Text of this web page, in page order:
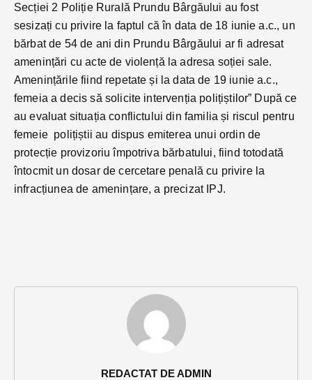
REDACTAT DE ADMIN
Secției 2 Poliție Rurală Prundu Bârgăului au fost
sesizați cu privire la faptul că în data de 18 iunie a.c., un
bărbat de 54 de ani din Prundu Bârgăului ar fi adresat
amenințări cu acte de violență la adresa soției sale.
Amenințările fiind repetate și la data de 19 iunie a.c.,
femeia a decis să solicite intervenția polițiștilor” După ce
au evaluat situația conflictului din familia și riscul pentru
femeie polițiștii au dispus emiterea unui ordin de
protecție provizoriu împotriva bărbatului, fiind totodată
întocmit un dosar de cercetare penală cu privire la
infracțiunea de amenințare, a precizat IPJ.